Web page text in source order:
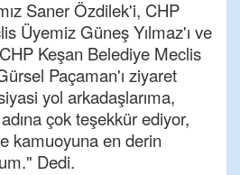
Saner Özdilek'i, CHP
Üyemiz Güneş Yılmaz'ı ve
Keşan Belediye Meclis
Paçaman'ı ziyaret
yol arkadaşlarıma,
çok teşekkür ediyor,
kamuoyuna en derin
Dedi.